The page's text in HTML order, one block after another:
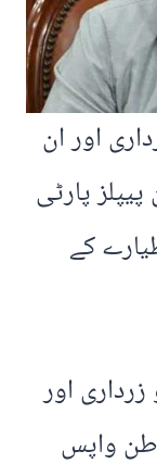
اور ان
پارٹی
کے
اور
واپس